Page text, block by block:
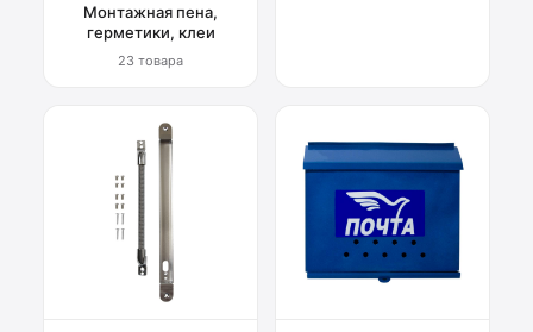
Монтажная пена,
герметики, клеи
23 товара